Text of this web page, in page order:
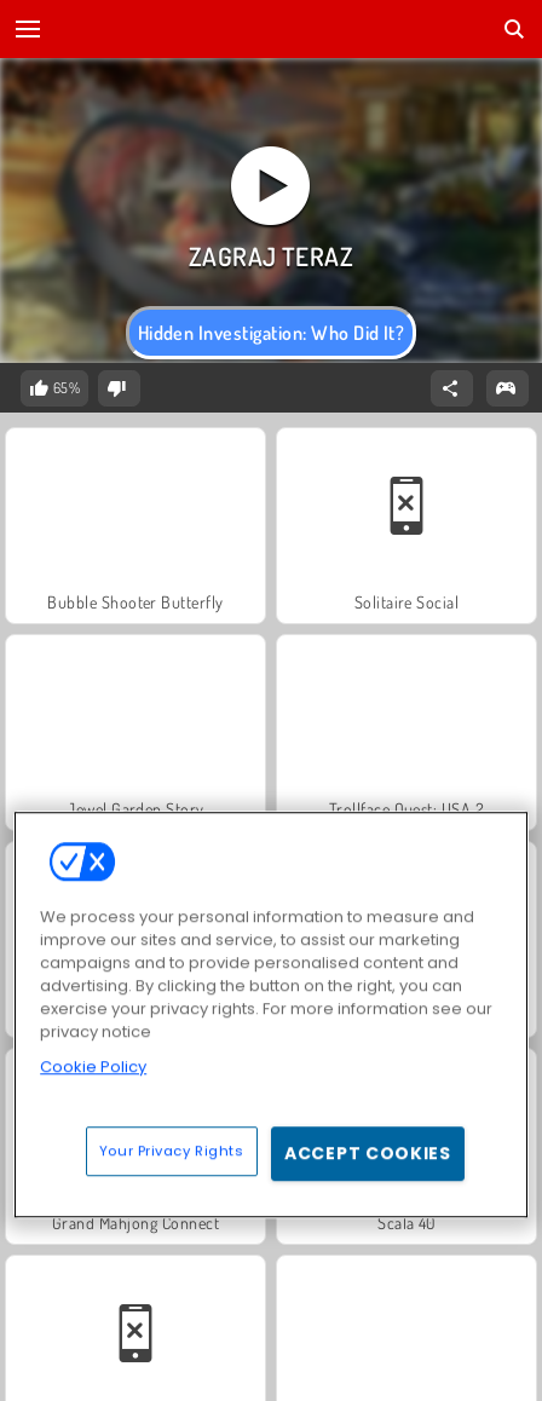
Hidden Investigation: Who Did It?
65%
Bubble Shooter Butterfly Solitaire Social
Jewel Garden Story Trollface Quest: USA 2
Masha and the Bear: Meadows Juice Merge
Grand Mahjong Connect Scala 40
We process your personal information to measure and
improve our sites and service, to assist our marketing
campaigns and to provide personalised content and
advertising. By clicking the button on the right, you can
exercise your privacy rights. For more information see our
privacy notice
Cookie Policy
Your Privacy Rights ACCEPT COOKIES